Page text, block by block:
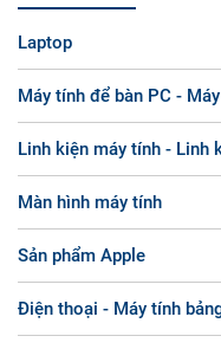
Laptop
Máy tính để bàn PC -
Linh kiện máy tính - Linh
Màn hình máy tính
Sản phẩm Apple
Điện thoại - Máy tính